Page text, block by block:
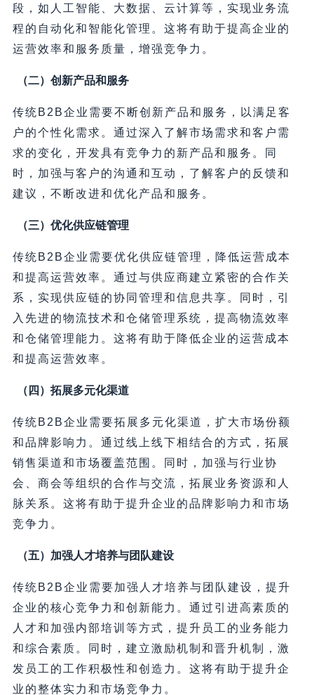
段，如人工智能、大数据、云计算等，实现业务流
程的自动化和智能化管理。这将有助于提高企业的
运营效率和服务质量，增强竞争力。
（二）创新产品和服务
传统B2B企业需要不断创新产品和服务，以满足客
户的个性化需求。通过深入了解市场需求和客户需
求的变化，开发具有竞争力的新产品和服务。同
时，加强与客户的沟通和互动，了解客户的反馈和
建议，不断改进和优化产品和服务。
（三）优化供应链管理
传统B2B企业需要优化供应链管理，降低运营成本
和提高运营效率。通过与供应商建立紧密的合作关
系，实现供应链的协同管理和信息共享。同时，引
入先进的物流技术和仓储管理系统，提高物流效率
和仓储管理能力。这将有助于降低企业的运营成本
和提高运营效率。
（四）拓展多元化渠道
传统B2B企业需要拓展多元化渠道，扩大市场份额
和品牌影响力。通过线上线下相结合的方式，拓展
销售渠道和市场覆盖范围。同时，加强与行业协
会、商会等组织的合作与交流，拓展业务资源和人
脉关系。这将有助于提升企业的品牌影响力和市场
竞争力。
（五）加强人才培养与团队建设
传统B2B企业需要加强人才培养与团队建设，提升
企业的核心竞争力和创新能力。通过引进高素质的
人才和加强内部培训等方式，提升员工的业务能力
和综合素质。同时，建立激励机制和晋升机制，激
发员工的工作积极性和创造力。这将有助于提升企
业的整体实力和市场竞争力。